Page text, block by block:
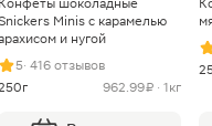
Конфеты шоколадные
Minis с карамелью
и нугой
5· 416 отзывов
962.99 ₽ · 1кг